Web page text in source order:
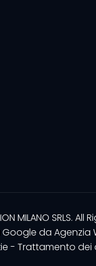
MILANO SRLS. All
Google da Agenzia
- Trattamento dei